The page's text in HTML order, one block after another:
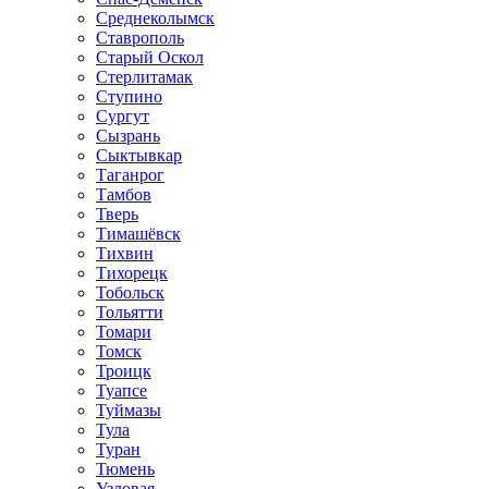
Среднеколымск
Ставрополь
Старый Оскол
Стерлитамак
Ступино
Сургут
Сызрань
Сыктывкар
Таганрог
Тамбов
Тверь
Тимашёвск
Тихвин
Тихорецк
Тобольск
Тольятти
Томари
Томск
Троицк
Туапсе
Туймазы
Тула
Туран
Тюмень